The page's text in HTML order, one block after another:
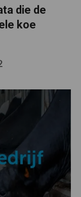
die de
koe